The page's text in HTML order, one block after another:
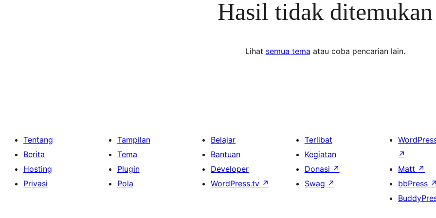
Hasil tidak ditemukan
Lihat semua tema atau coba pencarian lain.
Tentang
Berita
Hosting
Privasi
Tampilan
Tema
Plugin
Pola
Belajar
Bantuan
Developer
WordPress.tv ↗
Terlibat
Kegiatan
Donasi ↗
Swag ↗
↗
Matt ↗
bbPress ↗